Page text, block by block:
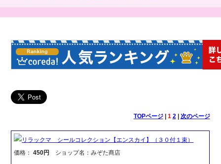
TOPページ| 1 2| 次のページ
リラックマ シールコレクション【エンスカイ】（３０付１束）
価格：450円 ショップ名：みぞた商店